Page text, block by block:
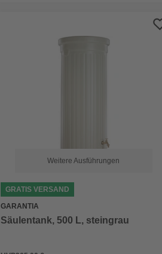
Weitere Ausführungen
GRATIS VERSAND
GARANTIA
Säulentank, 500 L, steingrau